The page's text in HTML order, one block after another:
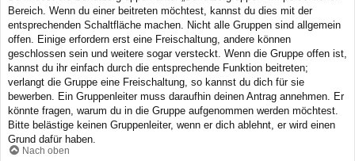
Bereich. Wenn du einer beitreten möchtest, kannst du dies mit der
entsprechenden Schaltfläche machen. Nicht alle Gruppen sind allgemein
offen. Einige erfordern erst eine Freischaltung, andere können
geschlossen sein und weitere sogar versteckt. Wenn die Gruppe offen ist,
kannst du ihr einfach durch die entsprechende Funktion beitreten;
verlangt die Gruppe eine Freischaltung, so kannst du dich für sie
bewerben. Ein Gruppenleiter muss daraufhin deinen Antrag annehmen. Er
könnte fragen, warum du in die Gruppe aufgenommen werden möchtest.
Bitte belästige keinen Gruppenleiter, wenn er dich ablehnt, er wird einen
Grund dafür haben.
Nach oben